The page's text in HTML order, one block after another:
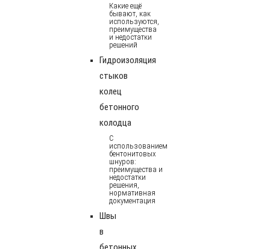
Какие ещё
бывают, как
используются,
преимущества
и недостатки
решений
Гидроизоляция
стыков
колец
бетонного
колодца
С
использованием
бентонитовых
шнуров:
преимущества и
недостатки
решения,
нормативная
документация
Швы
в